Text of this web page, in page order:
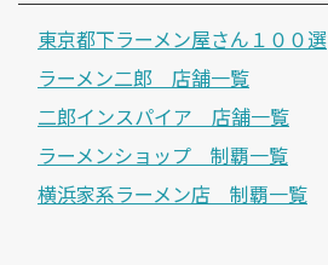
東京都下ラーメン屋さん１００選
ラーメン二郎 店舗一覧
二郎インスパイア 店舗一覧
ラーメンショップ 制覇一覧
横浜家系ラーメン店 制覇一覧